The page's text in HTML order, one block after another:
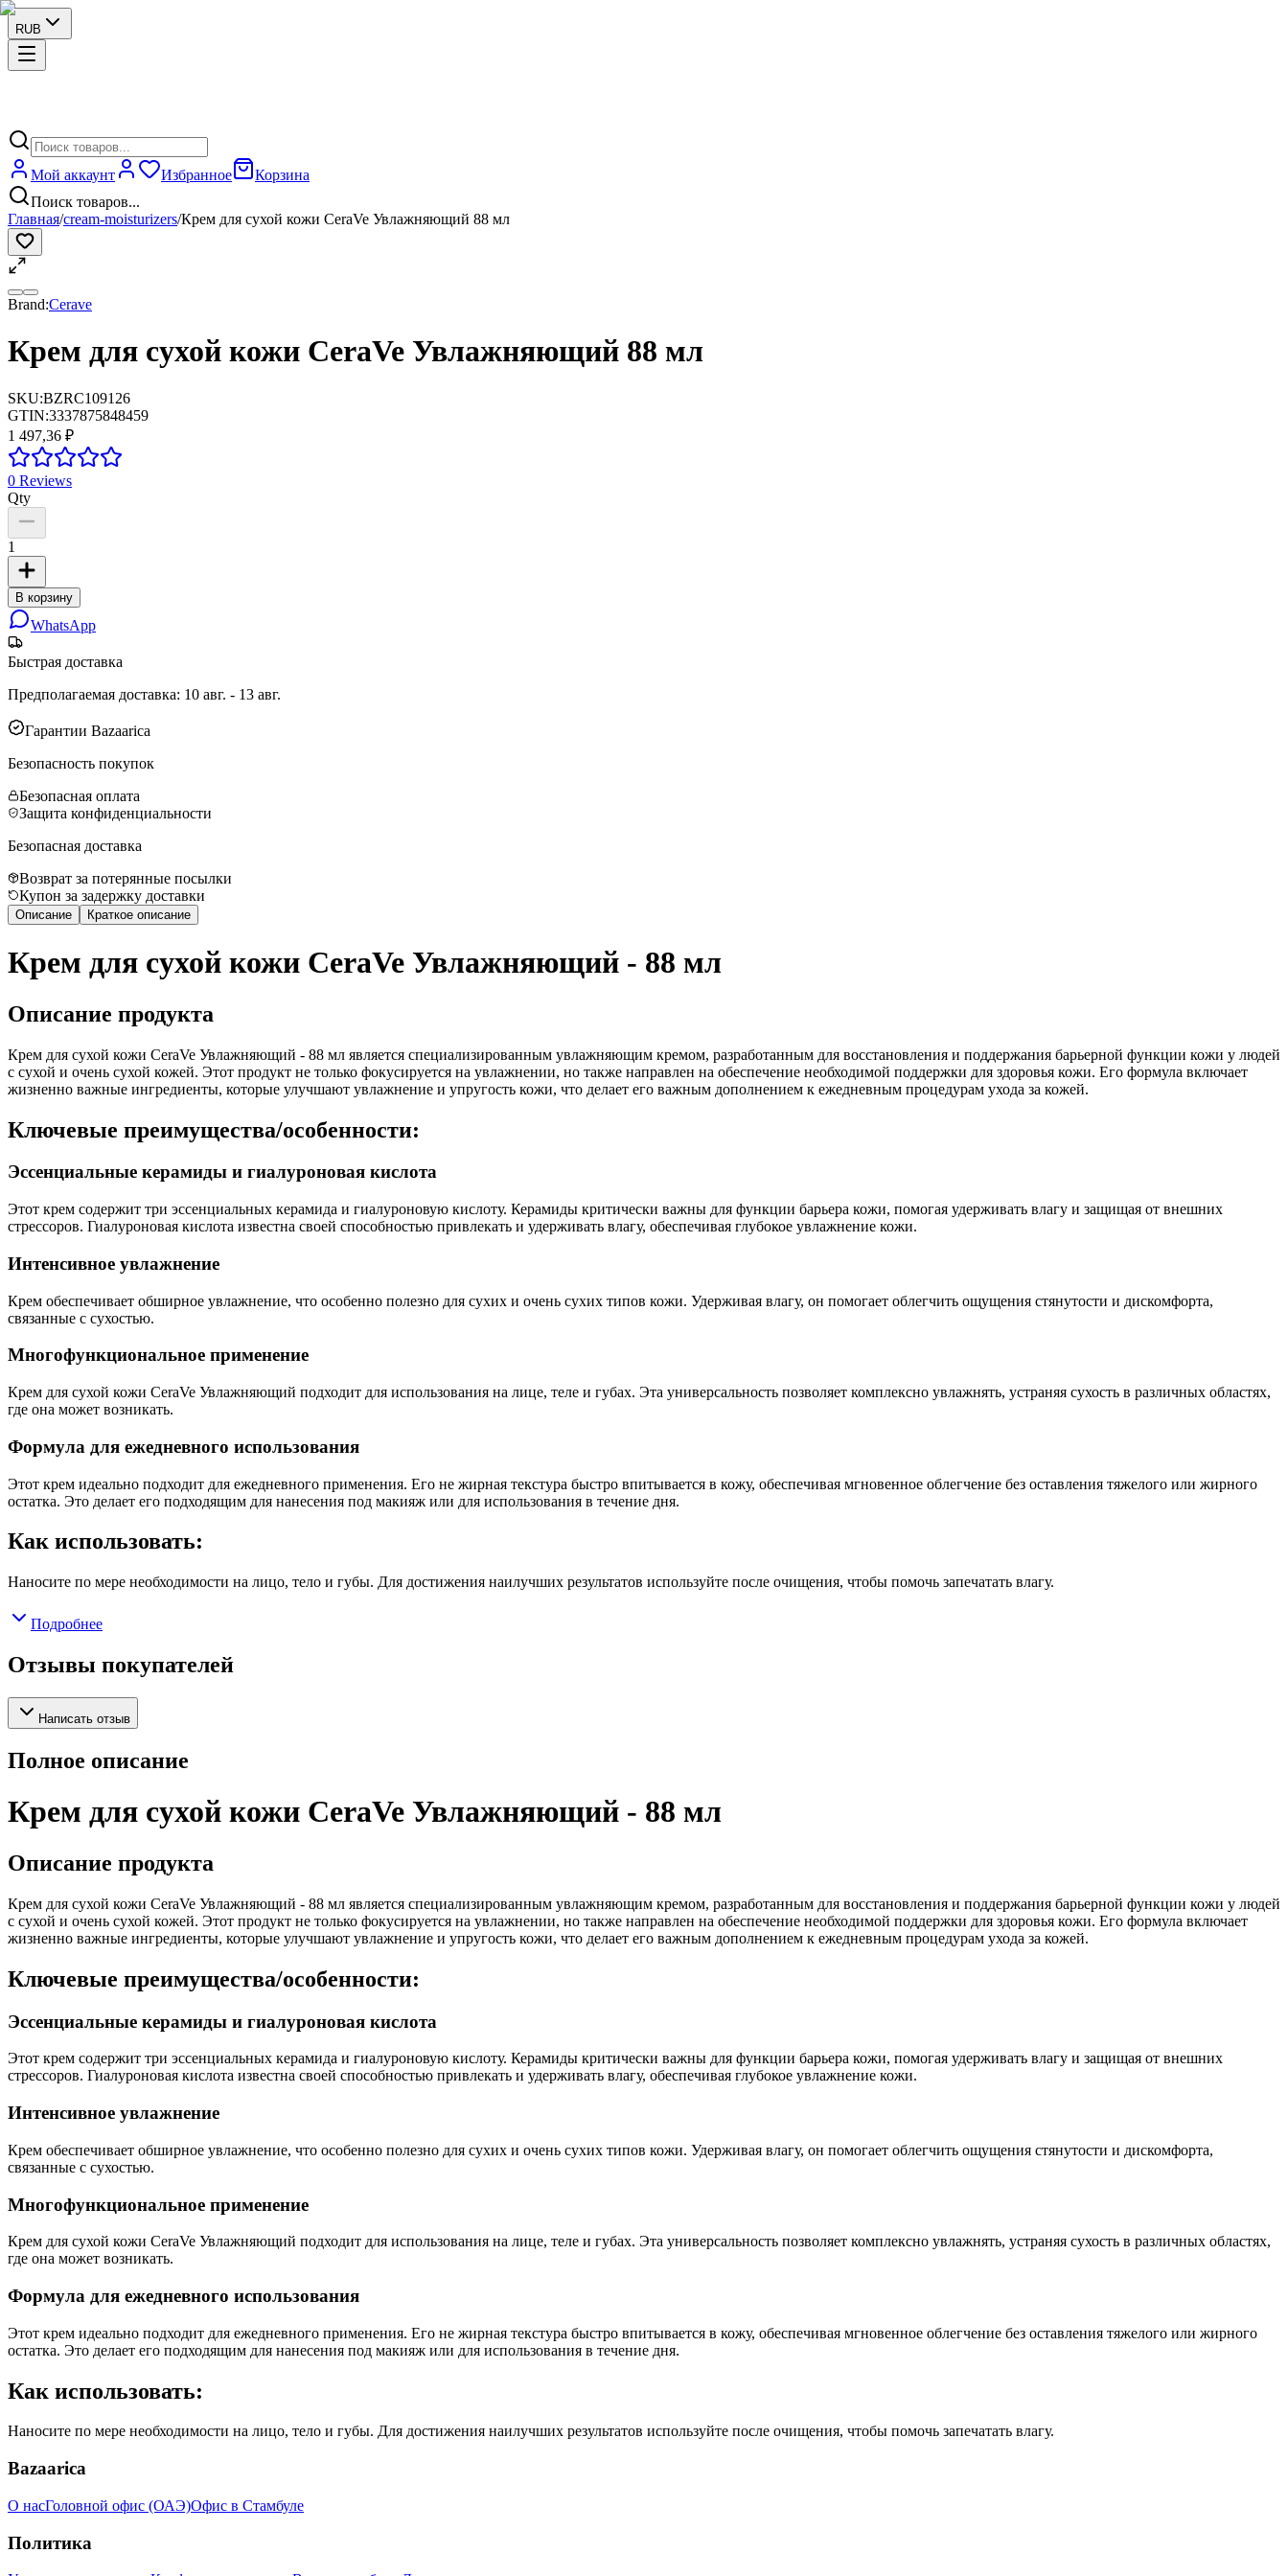
RUB
Мой аккаунт Избранное
Корзина
Поиск товаров...
Главная/cream-moisturizers/Крем для сухой кожи CeraVe Увлажняющий 88 мл
Brand:Cerave
Крем для сухой кожи CeraVe Увлажняющий 88 мл
SKU:BZRC109126
GTIN:3337875848459
1 497,36 ₽
0 Reviews
Qty
1
В корзину
WhatsApp
Быстрая доставка
Предполагаемая доставка: 10 авг. - 13 авг.
Гарантии Bazaarica
Безопасность покупок
Безопасная оплата
Защита конфиденциальности
Безопасная доставка
Возврат за потерянные посылки
Купон за задержку доставки
Описание Краткое описание
Крем для сухой кожи CeraVe Увлажняющий - 88 мл
Описание продукта
Крем для сухой кожи CeraVe Увлажняющий - 88 мл является специализированным увлажняющим кремом, разработанным для восстановления и поддержания барьерной функции кожи у людей
с сухой и очень сухой кожей. Этот продукт не только фокусируется на увлажнении, но также направлен на обеспечение необходимой поддержки для здоровья кожи. Его формула включает
жизненно важные ингредиенты, которые улучшают увлажнение и упругость кожи, что делает его важным дополнением к ежедневным процедурам ухода за кожей.
Ключевые преимущества/особенности:
Эссенциальные керамиды и гиалуроновая кислота
Этот крем содержит три эссенциальных керамида и гиалуроновую кислоту. Керамиды критически важны для функции барьера кожи, помогая удерживать влагу и защищая от внешних
стрессоров. Гиалуроновая кислота известна своей способностью привлекать и удерживать влагу, обеспечивая глубокое увлажнение кожи.
Интенсивное увлажнение
Крем обеспечивает обширное увлажнение, что особенно полезно для сухих и очень сухих типов кожи. Удерживая влагу, он помогает облегчить ощущения стянутости и дискомфорта,
связанные с сухостью.
Многофункциональное применение
Крем для сухой кожи CeraVe Увлажняющий подходит для использования на лице, теле и губах. Эта универсальность позволяет комплексно увлажнять, устраняя сухость в различных областях,
где она может возникать.
Формула для ежедневного использования
Этот крем идеально подходит для ежедневного применения. Его не жирная текстура быстро впитывается в кожу, обеспечивая мгновенное облегчение без оставления тяжелого или жирного
остатка. Это делает его подходящим для нанесения под макияж или для использования в течение дня.
Как использовать:
Наносите по мере необходимости на лицо, тело и губы. Для достижения наилучших результатов используйте после очищения, чтобы помочь запечатать влагу.
Подробнее
Отзывы покупателей
Написать отзыв
Полное описание
Крем для сухой кожи CeraVe Увлажняющий - 88 мл
Описание продукта
Крем для сухой кожи CeraVe Увлажняющий - 88 мл является специализированным увлажняющим кремом, разработанным для восстановления и поддержания барьерной функции кожи у людей
с сухой и очень сухой кожей. Этот продукт не только фокусируется на увлажнении, но также направлен на обеспечение необходимой поддержки для здоровья кожи. Его формула включает
жизненно важные ингредиенты, которые улучшают увлажнение и упругость кожи, что делает его важным дополнением к ежедневным процедурам ухода за кожей.
Ключевые преимущества/особенности:
Эссенциальные керамиды и гиалуроновая кислота
Этот крем содержит три эссенциальных керамида и гиалуроновую кислоту. Керамиды критически важны для функции барьера кожи, помогая удерживать влагу и защищая от внешних
стрессоров. Гиалуроновая кислота известна своей способностью привлекать и удерживать влагу, обеспечивая глубокое увлажнение кожи.
Интенсивное увлажнение
Крем обеспечивает обширное увлажнение, что особенно полезно для сухих и очень сухих типов кожи. Удерживая влагу, он помогает облегчить ощущения стянутости и дискомфорта,
связанные с сухостью.
Многофункциональное применение
Крем для сухой кожи CeraVe Увлажняющий подходит для использования на лице, теле и губах. Эта универсальность позволяет комплексно увлажнять, устраняя сухость в различных областях,
где она может возникать.
Формула для ежедневного использования
Этот крем идеально подходит для ежедневного применения. Его не жирная текстура быстро впитывается в кожу, обеспечивая мгновенное облегчение без оставления тяжелого или жирного
остатка. Это делает его подходящим для нанесения под макияж или для использования в течение дня.
Как использовать:
Наносите по мере необходимости на лицо, тело и губы. Для достижения наилучших результатов используйте после очищения, чтобы помочь запечатать влагу.
Bazaarica
О насГоловной офис (ОАЭ)Офис в Стамбуле
Политика